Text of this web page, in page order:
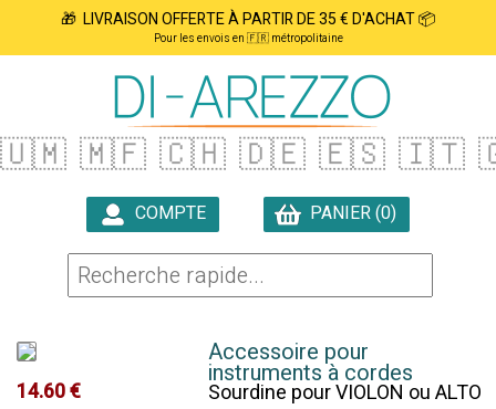
🎁 LIVRAISON OFFERTE À PARTIR DE 35 € D'ACHAT 📦
Pour les envois en 🇫🇷 métropolitaine
🇺🇲 🇲🇫 🇨🇭 🇩🇪 🇪🇸 🇮🇹
COMPTE
PANIER (0)
14.60 €
Accessoire pour
instruments à cordes
Sourdine pour VIOLON ou ALTO